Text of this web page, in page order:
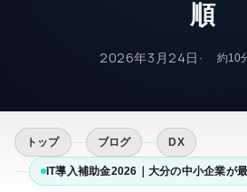
順
2026年3月24日 約10
トップ ブログ DX
IT導入補助金2026｜大分の中小企業が